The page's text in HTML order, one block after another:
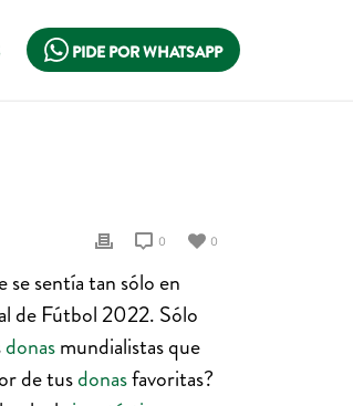
PIDE POR WHATSAPP
0
0
se sentía tan sólo en
de Fútbol 2022. Sólo
donasmundialistas que
de tusdonasfavoritas?